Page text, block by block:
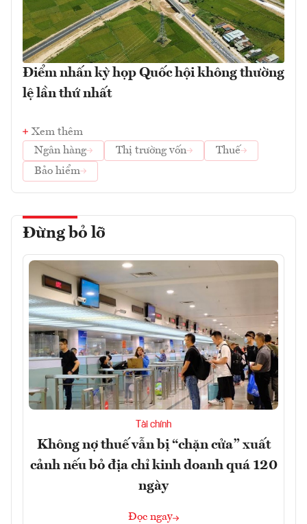
Điểm nhấn kỳ họp Quốc hội không thường
lệ lần thứ nhất
Xem thêm
Ngân hàng
Thị trường vốn
Thuế
Bảo hiểm
Đừng bỏ lỡ
Tài chính
Không nợ thuế vẫn bị “chặn cửa” xuất
cảnh nếu bỏ địa chỉ kinh doanh quá 120
ngày
Đọc ngay